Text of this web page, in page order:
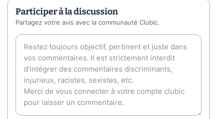
Participer à la discussion
Partagez votre avis avec la communauté Clubic.